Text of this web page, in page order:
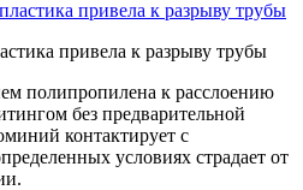
привела к разрыву трубы
полипропилена к расслоению
без предварительной
контактирует с
условиях страдает от